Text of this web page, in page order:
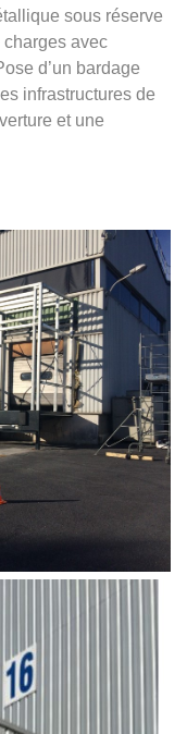
sous réserve
avec
d’un bardage
infrastructures de
et une